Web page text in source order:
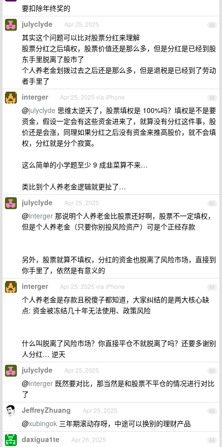
要扣除年终奖的
58
julyclyde Apr 25, 2025
其实这个问题可以比对股票分红来理解
股票分红之后填权，股票价值还是那么多，但是分红是已经到股
东手里脱离了股市了
个人养老金划拨过去之后还是那么多，但是退税是已经到了劳动
者手里了
59
interger Apr 25, 2025 via iPhone
@julyclyde 思维太逆天了，股票填权是 100%吗？填权是不是要
资金，假设一定会有这些资金进来了，就算没有分红这件事，股
价还是会涨，同理如果分红之后没有资金来推高股价，就不会填
权，分红就是分个寂寞。
这么简单的小学题至少 9 成韭菜算不来…
类比到个人养老金逻辑就更扯了…
60
julyclyde Apr 25, 2025
@interger 那说明个人养老金比股票还好啊，股票不一定填权，
但是个人养老金（只要你别投风险资产）可是个正经存款
另外，股票就算不填权，分红的资金也脱离了风险市场，直接到
你手里了，依然是有意义的
61
interger Apr 25, 2025 via iPhone
个人养老金是存款且税傻子都知道，大家纠结的是两大核心缺
点: 资金被冻结几十年无法使用、政策风险
什么叫脱离了风险市场？你直接平仓不就脱离了吗？还要多谢别
人分红… 逆天
62
julyclyde Apr 25, 2025
@interger 既然要对比，那当然是和股票不平仓的情况进行对比
了
63
JeffreyZhuang Apr 25, 2025
@xubingok 三年期滚动存呀，中途可以换别的理财产品
64
daxigua1te Apr 26, 2025